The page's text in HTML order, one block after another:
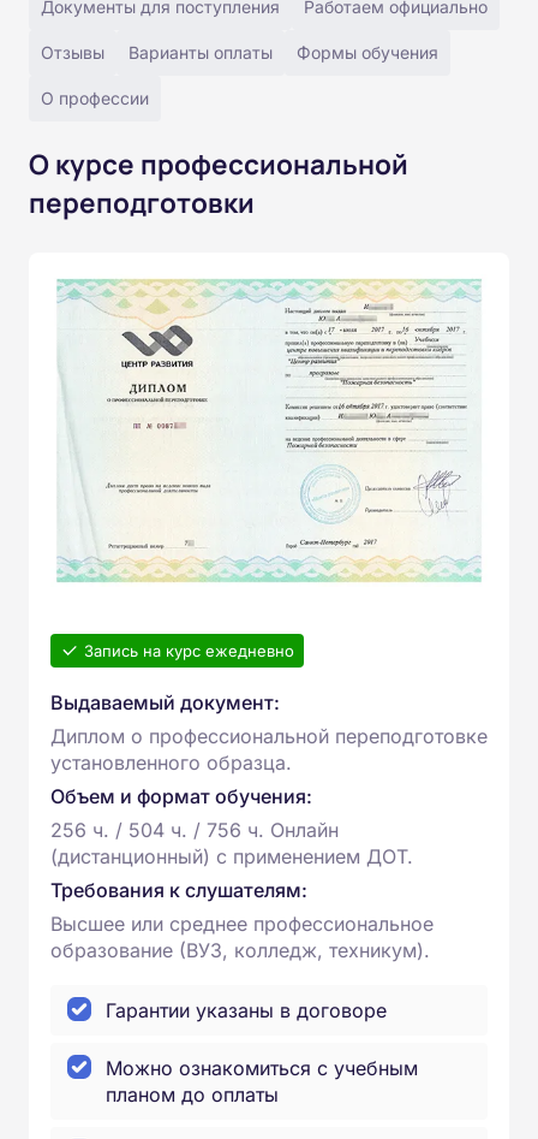
Документы для поступления Работаем официально
Отзывы Варианты оплаты Формы обучения
О профессии
О курсе профессиональной
переподготовки
Запись на курс ежедневно
Выдаваемый документ:
Диплом о профессиональной переподготовке
установленного образца.
Объем и формат обучения:
256 ч. / 504 ч. / 756 ч. Онлайн
(дистанционный) с применением ДОТ.
Требования к слушателям:
Высшее или среднее профессиональное
образование (ВУЗ, колледж, техникум).
Гарантии указаны в договоре
Можно ознакомиться с учебным
планом до оплаты